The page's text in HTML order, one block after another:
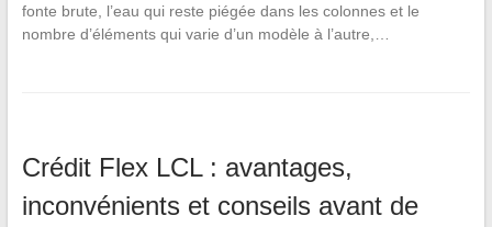
fonte brute, l’eau qui reste piégée dans les colonnes et le
nombre d’éléments qui varie d’un modèle à l’autre,…
Crédit Flex LCL : avantages,
inconvénients et conseils avant de